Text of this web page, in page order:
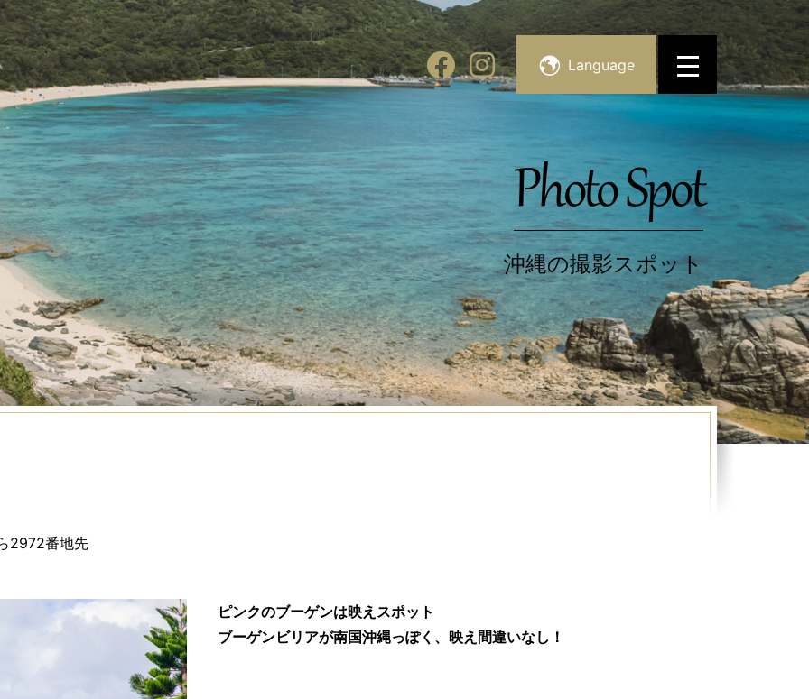
List 施設・スポット一覧
トピックス
Language
Photo Spot
沖縄の撮影スポット
2972番地先
ピンクのブーゲンは映えスポット
ブーゲンビリアが南国沖縄っぽく、映え間違いなし！